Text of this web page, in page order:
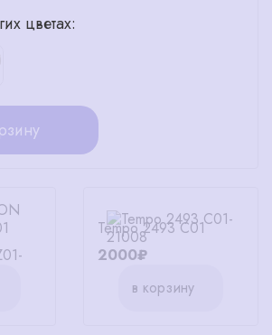
цветах:
Tempo 2493 С01
2000₽
в корзину